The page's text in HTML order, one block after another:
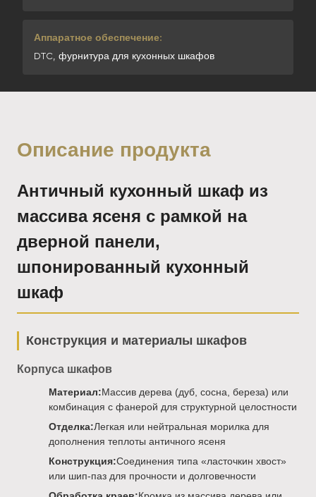
Аппаратное обеспечение:
DTC, фурнитура для кухонных шкафов
Описание продукта
Античный кухонный шкаф из
массива ясеня с рамкой на
дверной панели,
шпонированный кухонный
шкаф
Конструкция и материалы шкафов
Корпуса шкафов
Материал:Массив дерева (дуб, сосна, береза) или
комбинация с фанерой для структурной целостности
Отделка:Легкая или нейтральная морилка для
дополнения теплоты античного ясеня
Конструкция:Соединения типа «ласточкин хвост»
или шип-паз для прочности и долговечности